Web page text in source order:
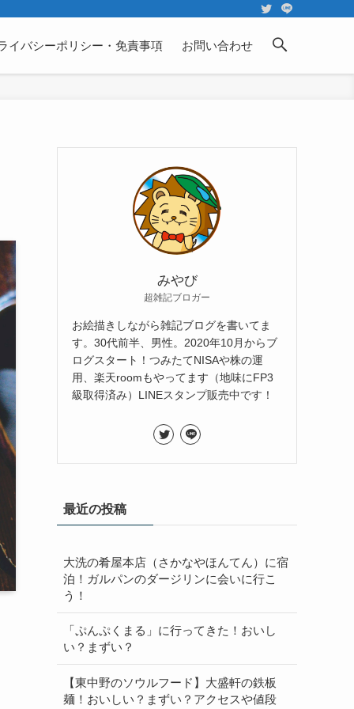
イバシーポリシー・免責事項 お問い合わせ
みやび
超雑記ブロガー
お絵描きしながら雑記ブログを書いてま
す。30代前半、男性。2020年10月からブ
ログスタート！つみたてNISAや株の運
用、楽天roomもやってます（地味にFP3
級取得済み）LINEスタンプ販売中です！
最近の投稿
大洗の肴屋本店（さかなやほんてん）に宿
泊！ガルパンのダージリンに会いに行こ
う！
「ぷんぷくまる」に行ってきた！おいし
い？まずい？
【東中野のソウルフード】大盛軒の鉄板
麺！おいしい？まずい？アクセスや値段